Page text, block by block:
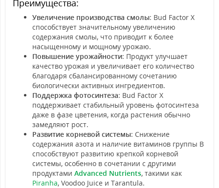
Преимущества:
Увеличение производства смолы: Bud Factor X
способствует значительному увеличению
содержания смолы, что приводит к более
насыщенному и мощному урожаю.
Повышение урожайности: Продукт улучшает
качество урожая и увеличивает его количество
благодаря сбалансированному сочетанию
биологически активных ингредиентов.
Поддержка фотосинтеза: Bud Factor X
поддерживает стабильный уровень фотосинтеза
даже в фазе цветения, когда растения обычно
замедляют рост.
Развитие корневой системы: Снижение
содержания азота и наличие витаминов группы B
способствуют развитию крепкой корневой
системы, особенно в сочетании с другими
продуктами Advanced Nutrients, такими как
Piranha, Voodoo Juice и Tarantula.